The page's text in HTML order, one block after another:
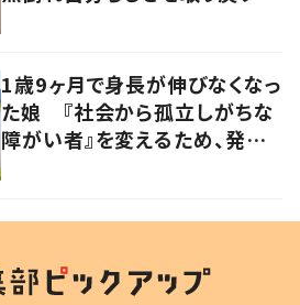
1歳9ヶ月で身長が伸びなくなっ
た娘 『社会から孤立しがちな
障がい者』を変えるため、発信